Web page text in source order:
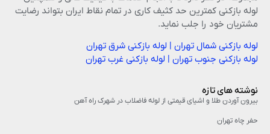
لوله بازکنی کمترین حد کثیف کاری در تمام نقاط ایران بتواند رضایت
مشتریان خود را جلب نماید.
لوله بازکنی شمال تهران|لوله بازکنی شرق تهران
لوله بازکنی جنوب تهران|لوله بازکنی غرب تهران
نوشته های تازه
بیرون آوردن طلا و اشیای قیمتی از لوله فاضلاب در شهرک راه‌ آهن
حفر چاه تهران